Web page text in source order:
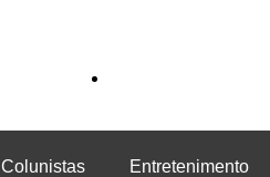
Colunistas Entretenimento